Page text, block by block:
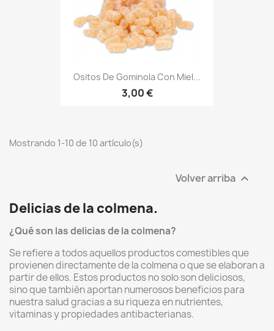
Ositos De Gominola Con Miel...
3,00 €
Mostrando 1-10 de 10 artículo(s)
Volver arriba 
Delicias de la colmena.
¿Qué son las delicias de la colmena?
Se refiere a todos aquellos productos comestibles que
provienen directamente de la colmena o que se elaboran a
partir de ellos. Estos productos no solo son deliciosos,
sino que también aportan numerosos beneficios para
nuestra salud gracias a su riqueza en nutrientes,
vitaminas y propiedades antibacterianas.